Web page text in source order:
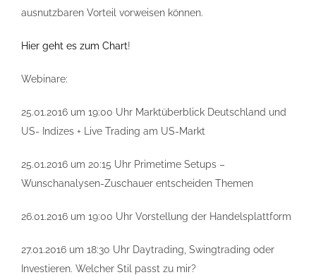
ausnutzbaren Vorteil vorweisen können.
Hier geht es zum Chart!
Webinare:
25.01.2016 um 19:00 Uhr Marktüberblick Deutschland und
US- Indizes + Live Trading am US-Markt
25.01.2016 um 20:15 Uhr Primetime Setups –
Wunschanalysen-Zuschauer entscheiden Themen
26.01.2016 um 19:00 Uhr Vorstellung der Handelsplattform
27.01.2016 um 18:30 Uhr Daytrading, Swingtrading oder
Investieren. Welcher Stil passt zu mir?